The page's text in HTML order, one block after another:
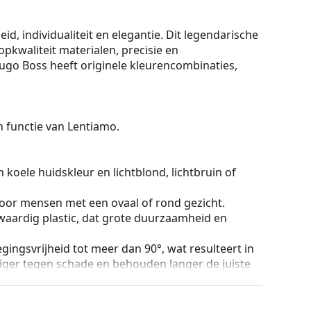
individualiteit en elegantie. Dit legendarische
materialen, precisie en
Boss heeft originele kleurencombinaties,
functie van Lentiamo.
koele huidskleur en lichtblond, lichtbruin of
mensen met een ovaal of rond gezicht.
plastic, dat grote duurzaamheid en
tot meer dan 90°, wat resulteert in
tegen schade en behouden langer de juiste